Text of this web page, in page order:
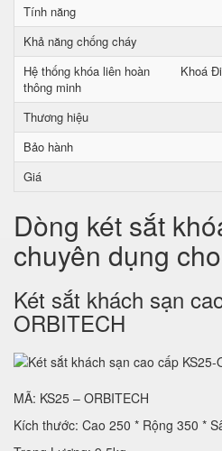
Tính năng
Khả năng chống cháy
Hệ thống khóa liên hoàn
thông minh
Khoá
Thương hiệu
Bảo hành
Giá
Dòng két sắt
chuyên dụng
Két sắt khách sạn
ORBITECH
MÃ: KS25 – ORBITECH
Kích thước: Cao 250 * Rộng 350 *